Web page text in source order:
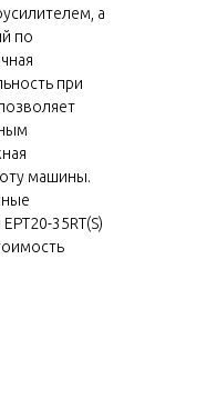
а
по
при
машины.
35RT(S)